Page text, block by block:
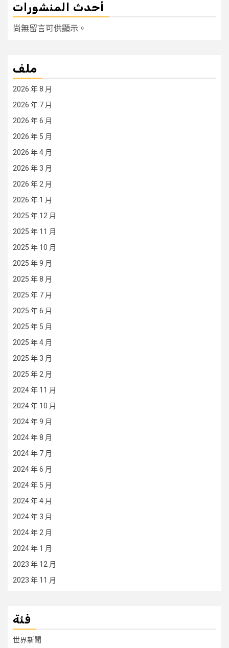
أحدث المنشورات
尚無留言可供顯示。
ملف
2026 年 8 月
2026 年 7 月
2026 年 6 月
2026 年 5 月
2026 年 4 月
2026 年 3 月
2026 年 2 月
2026 年 1 月
2025 年 12 月
2025 年 11 月
2025 年 10 月
2025 年 9 月
2025 年 8 月
2025 年 7 月
2025 年 6 月
2025 年 5 月
2025 年 4 月
2025 年 3 月
2025 年 2 月
2024 年 11 月
2024 年 10 月
2024 年 9 月
2024 年 8 月
2024 年 7 月
2024 年 6 月
2024 年 5 月
2024 年 4 月
2024 年 3 月
2024 年 2 月
2024 年 1 月
2023 年 12 月
2023 年 11 月
فئة
世界新聞